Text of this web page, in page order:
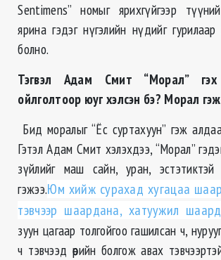
Sentimens” номыг ярихгүйгээр
ярина гэдэг нүгэлийн нүдийг
болно.
Тэгвэл Адам Смит “Морал”
ойлголтоор юуг хэлсэн бэ? Морал
Бид моралыг “Ёс суртахуун” гэж
Гэтэл Адам Смит хэлэхдээ, “Морал”
зүйлийг маш сайн, уран, эстэтиктэй
гэжээ.Юм хийж сурахад хугацаа
тэвчээр шаардана, хатуужил
зуун цагаар толгойгоо гашилсан ч,
ч тэвчээд өөрийн болгож авах